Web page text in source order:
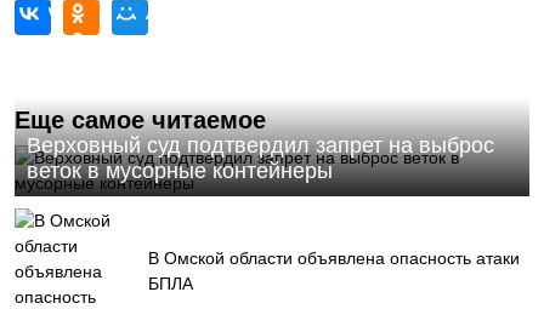
Еще самое читаемое
Верховный суд подтвердил запрет на выброс
веток в мусорные контейнеры
В Омской области объявлена опасность атаки
БПЛА